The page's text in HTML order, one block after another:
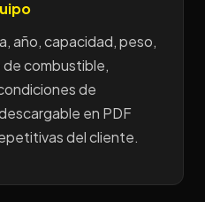
año, capacidad, peso,
de combustible,
de
en PDF
del cliente.